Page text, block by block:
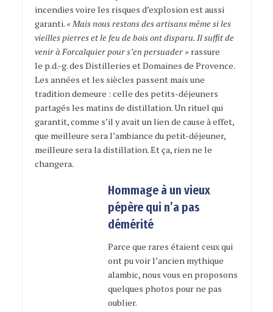
incendies voire les risques d’explosion est aussi
garanti. « Mais nous restons des artisans même si les
vieilles pierres et le feu de bois ont disparu. Il suffit de
venir à Forcalquier pour s’en persuader »rassure
le p.d.-g. des Distilleries et Domaines de Provence.
Les années et les siècles passent mais une
tradition demeure : celle des petits-déjeuners
partagés les matins de distillation. Un rituel qui
garantit, comme s’il y avait un lien de cause à effet,
que meilleure sera l’ambiance du petit-déjeuner,
meilleure sera la distillation. Et ça, rien ne le
changera.
Hommage à un vieux
pépère qui n’a pas
démérité
Parce que rares étaient ceux qui
ont pu voir l’ancien mythique
alambic, nous vous en proposons
quelques photos pour ne pas
oublier.